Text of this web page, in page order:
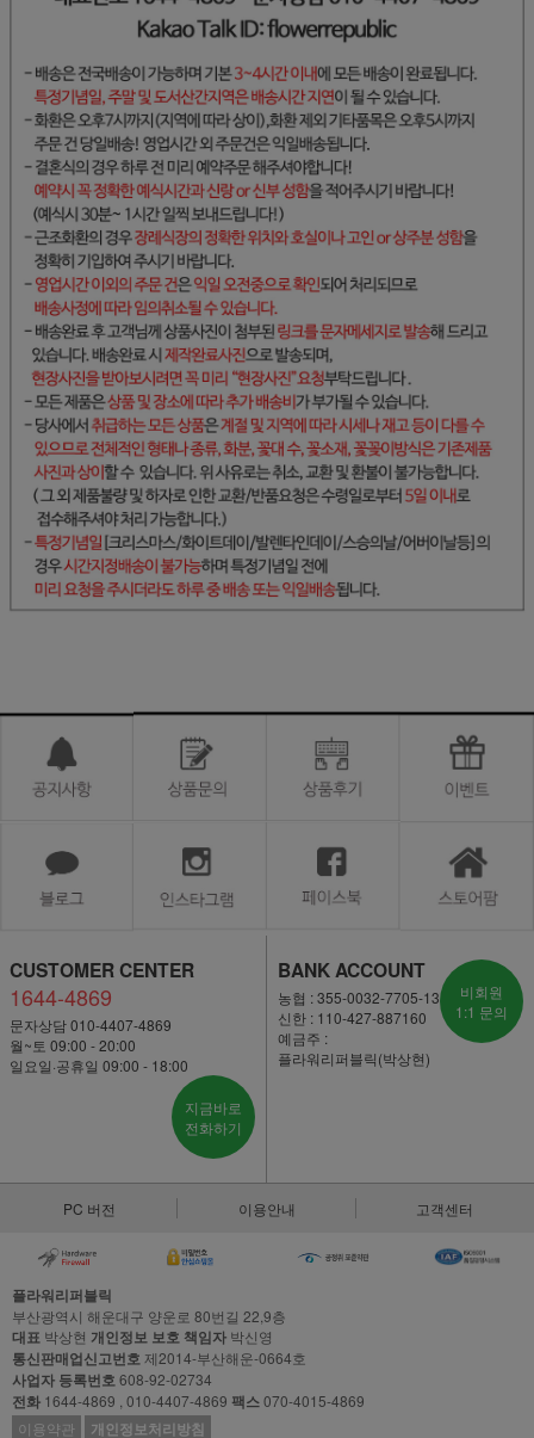
CUSTOMER CENTER
1644-4869
문자상담 010-4407-4869
월~토 09:00 - 20:00
일요일·공휴일 09:00 - 18:00
지금바로
전화하기
BANK ACCOUNT
농협 : 355-0032-7705-13
신한 : 110-427-887160
예금주 :
플라워리퍼블릭(박상현)
비회원
1:1 문의
PC 버전 이용안내 고객센터
플라워리퍼블릭
부산광역시 해운대구 양운로 80번길 22,9층
대표 박상현 개인정보 보호 책임자 박신영
통신판매업신고번호제2014-부산해운-0664호
사업자 등록번호608-92-02734
전화 1644-4869 , 010-4407-4869 팩스070-4015-4869
이용약관
개인정보처리방침